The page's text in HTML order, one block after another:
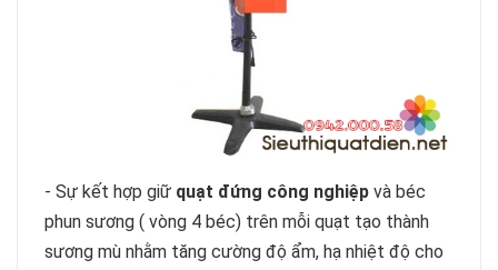
- Sự kết hợp giữ quạt đứng công nghiệp và béc
phun sương ( vòng 4 béc) trên mỗi quạt tạo thành
sương mù nhằm tăng cường độ ẩm, hạ nhiệt độ cho